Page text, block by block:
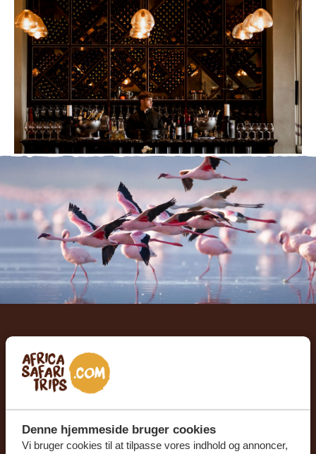
Denne hjemmeside bruger cookies
Vi bruger cookies til at tilpasse vores indhold og annoncer,
Lad os sammen skabe din
skræddersyede rejse
FÅ ET GRATIS OG UFORPLIGTENDE TILBUD